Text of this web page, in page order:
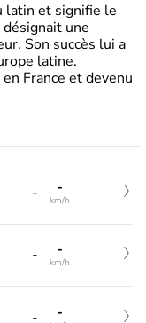
latin et signifie le
une
Son succès lui a
latine.
France et devenu
- -
km/h
- -
km/h
- -